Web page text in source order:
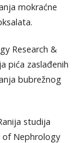
mokraćne
Research &
pića zaslađenih
bubrežnog
studija
of Nephrology